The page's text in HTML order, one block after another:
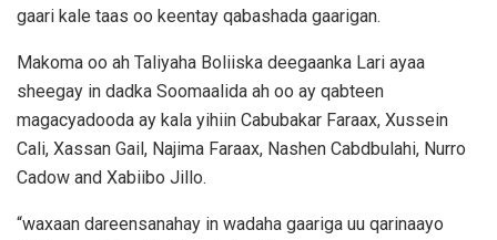
gaari kale taas oo keentay qabashada gaarigan.
Makoma oo ah Taliyaha Boliiska deegaanka Lari ayaa
sheegay in dadka Soomaalida ah oo ay qabteen
magacyadooda ay kala yihiin Cabubakar Faraax, Xussein
Cali, Xassan Gail, Najima Faraax, Nashen Cabdbulahi, Nurro
Cadow and Xabiibo Jillo.
“waxaan dareensanahay in wadaha gaariga uu qarinaayo